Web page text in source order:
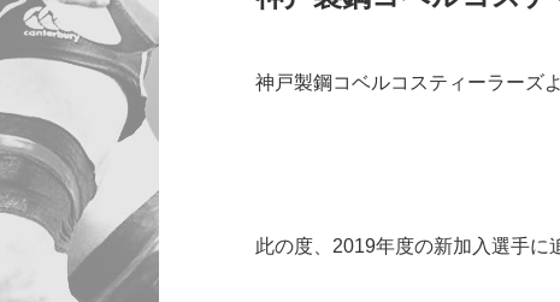
神戸製鋼コベルコスティーラーズ
此の度、2019年度の新加入選手に